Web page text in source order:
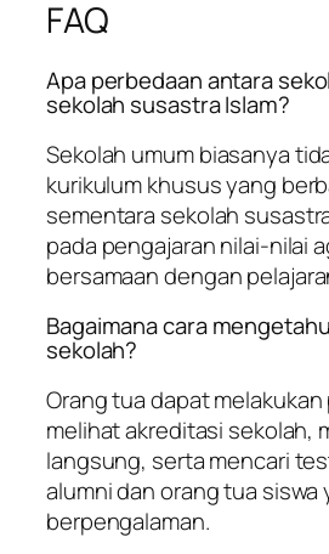
FAQ
Apa perbedaan antara
sekolah susastra Islam?
Sekolah umum biasanya
kurikulum khusus yang
sementara sekolah
pada pengajaran nilai-nilai
bersamaan dengan
Bagaimana cara
sekolah?
Orang tua dapat
melihat akreditasi sekolah,
langsung, serta mencari
alumni dan orang tua siswa
berpengalaman.